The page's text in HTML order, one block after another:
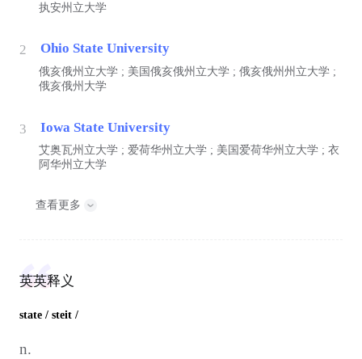
执安州立大学
2 Ohio State University
俄亥俄州立大学 ; 美国俄亥俄州立大学 ; 俄亥俄州州立大学 ;
俄亥俄州大学
3 Iowa State University
艾奥瓦州立大学 ; 爱荷华州立大学 ; 美国爱荷华州立大学 ; 衣
阿华州立大学
查看更多
英英释义
state / steit /
n.